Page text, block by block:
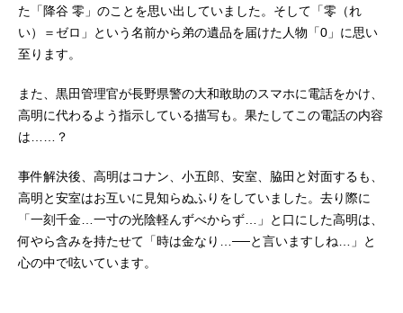
た「降谷 零」のことを思い出していました。そして「零（れ
い）＝ゼロ」という名前から弟の遺品を届けた人物「0」に思い
至ります。
また、黒田管理官が長野県警の大和敢助のスマホに電話をかけ、
高明に代わるよう指示している描写も。果たしてこの電話の内容
は……？
事件解決後、高明はコナン、小五郎、安室、脇田と対面するも、
高明と安室はお互いに見知らぬふりをしていました。去り際に
「一刻千金…一寸の光陰軽んずべからず…」と口にした高明は、
何やら含みを持たせて「時は金なり…──と言いますしね…」と
心の中で呟いています。